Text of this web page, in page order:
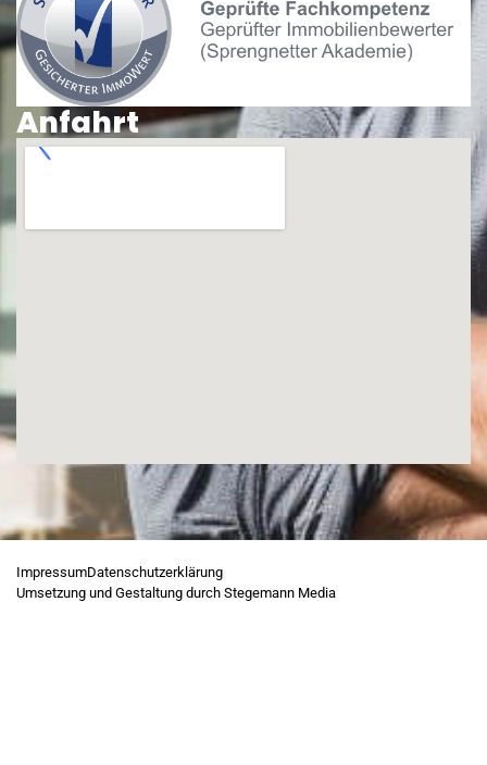
Anfahrt
ImpressumDatenschutzerklärung
Umsetzung und Gestaltung durch Stegemann Media